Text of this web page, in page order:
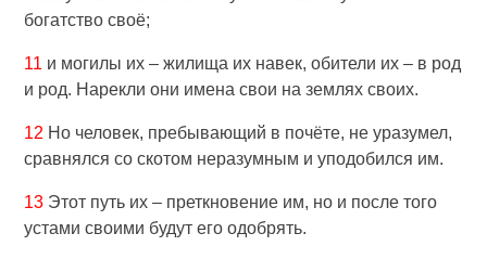
богатство своё;
11 и могилы их – жилища их навек, обители их – в род
и род. Нарекли они имена свои на землях своих.
12 Но человек, пребывающий в почёте, не уразумел,
сравнялся со скотом неразумным и уподобился им.
13 Этот путь их – преткновение им, но и после того
устами своими будут его одобрять.